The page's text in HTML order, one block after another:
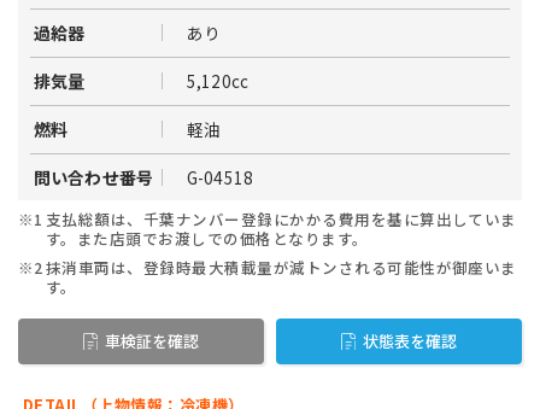
過給器 あり
排気量 5,120cc
燃料 軽油
問い合わせ番号 G-04518
※1 支払総額は、千葉ナンバー登録にかかる費用を基に算出していま
す。また店頭でお渡しでの価格となります。
※2抹消車両は、登録時最大積載量が減トンされる可能性が御座いま
す。
車検証を確認 状態表を確認
DETAIL（上物情報：冷凍機）